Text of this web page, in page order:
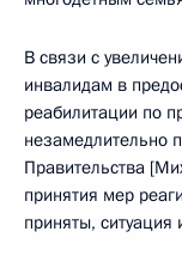
В связи с
инвалидам в
реабилитации по
незамедлительно
Правительства
принятия мер
приняты, ситуация